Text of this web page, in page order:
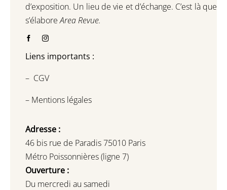
d’exposition. Un lieu de vie et d’échange. C’est là que
s’élaboreArea Revue.
Liens importants :
– CGV
– Mentions légales
Adresse :
46 bis rue de Paradis 75010 Paris
Métro Poissonnières (ligne 7)
Ouverture :
Du mercredi au samedi